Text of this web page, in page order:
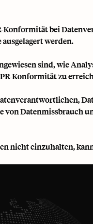
Konformität bei
werden.
sind, wie
Konformität zu
von Datenmissbrauch
nicht einzuhalten,